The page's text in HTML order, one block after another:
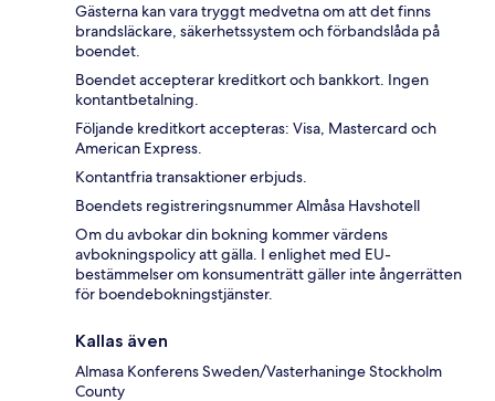
Gästerna kan vara tryggt medvetna om att det finns
brandsläckare, säkerhetssystem och förbandslåda på
boendet.
Boendet accepterar kreditkort och bankkort. Ingen
kontantbetalning.
Följande kreditkort accepteras: Visa, Mastercard och
American Express.
Kontantfria transaktioner erbjuds.
Boendets registreringsnummer Almåsa Havshotell
Om du avbokar din bokning kommer värdens
avbokningspolicy att gälla. I enlighet med EU-
bestämmelser om konsumenträtt gäller inte ångerrätten
för boendebokningstjänster.
Kallas även
Almasa Konferens Sweden/Vasterhaninge Stockholm
County